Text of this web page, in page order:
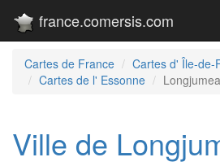
france.comersis.com
Cartes de France
Cartes d' Île-de-
Cartes de l' Essonne
Ville de